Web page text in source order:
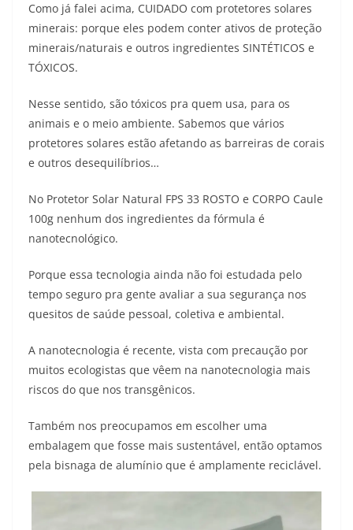
Como já falei acima, CUIDADO com protetores solares
minerais: porque eles podem conter ativos de proteção
minerais/naturais e outros ingredientes SINTÉTICOS e
TÓXICOS.
Nesse sentido, são tóxicos pra quem usa, para os
animais e o meio ambiente. Sabemos que vários
protetores solares estão afetando as barreiras de corais
e outros desequilíbrios…
No Protetor Solar Natural FPS 33 ROSTO e CORPO Caule
100g nenhum dos ingredientes da fórmula é
nanotecnológico.
Porque essa tecnologia ainda não foi estudada pelo
tempo seguro pra gente avaliar a sua segurança nos
quesitos de saúde pessoal, coletiva e ambiental.
A nanotecnologia é recente, vista com precaução por
muitos ecologistas que vêem na nanotecnologia mais
riscos do que nos transgênicos.
Também nos preocupamos em escolher uma
embalagem que fosse mais sustentável, então optamos
pela bisnaga de alumínio que é amplamente reciclável.